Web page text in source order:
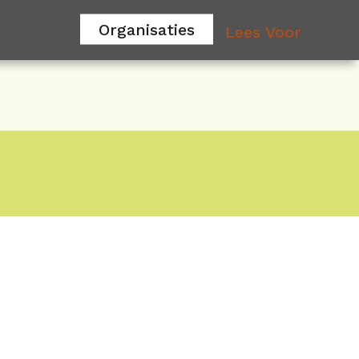
Organisaties Lees Voor